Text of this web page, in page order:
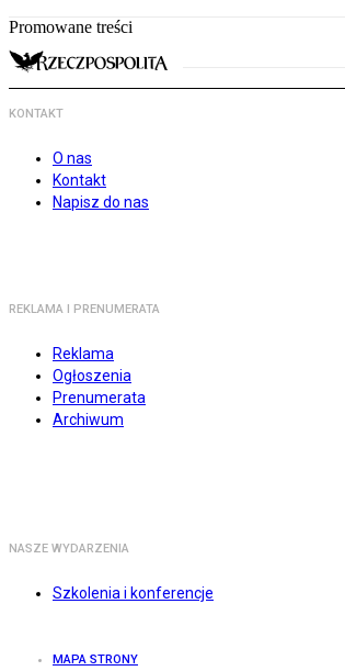
Promowane treści
KONTAKT
O nas
Kontakt
Napisz do nas
REKLAMA I PRENUMERATA
Reklama
Ogłoszenia
Prenumerata
Archiwum
NASZE WYDARZENIA
Szkolenia i konferencje
MAPA STRONY